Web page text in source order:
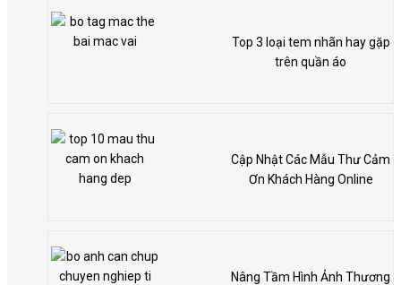
Top 3 loại tem nhãn hay gặp
trên quần áo
Cập Nhật Các Mẫu Thư Cảm
Ơn Khách Hàng Online
Nâng Tầm Hình Ảnh Thương